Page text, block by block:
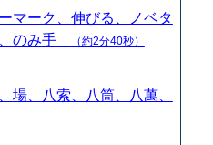
マーク、伸びる、ノベタ
のみ手
（約2分40秒）
場、八索、八筒、八萬、